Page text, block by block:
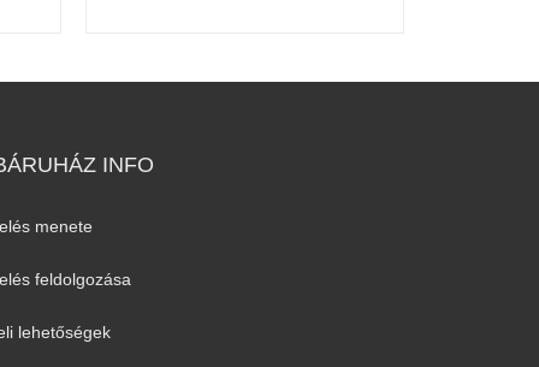
INFO
menete
feldolgozása
lehetőségek